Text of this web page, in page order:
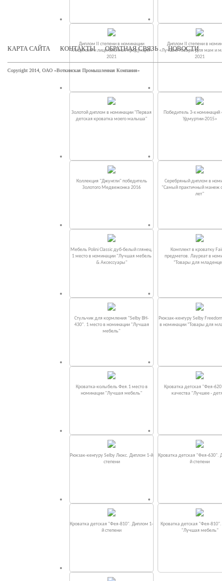
Диплом II степени в номинации
«Лицензия и лицензионная продукция»
2021
Диплом II степени в
«Лучшие товары для мам и
2021
Золотой диплом в номинации "Первая
детская кроватка моего малыша"
Победитель 3-х номинаций
Удмуртии-2015»
Коллекция "Джунгли" победитель
Золотого Медвежонка 2016
Серебряный диплом в
"Самый практичный манеж
лет"
Мебель Polini Classic дуб-белый глянец.
1 место в номинации "Лучшая мебель
& Аксессуары"
Комплект в кроватку
предметов. Лауреат в
“Товары для
Стульчик для кормления "Selby BH-
430". 1 место в номинации "Лучшая
мебель"
Рюкзак-кенгуру Selby
в номинации “Товары для
Кроватка-колыбель Фея.1 место в
номинации "Лучшая мебель"
Кроватка детская "Фея-
качества "Лучшее -
Рюкзак-кенгуру Selby Люкс. Диплом 1-й
степени
Кроватка детская "Фея-630".
й степени
Кроватка детская "Фея-810". Диплом 1-
й степени
Кроватка детская "Фея-
"Лучшая мебель"
КАРТА САЙТА КОНТАКТЫ ОБРАТНАЯ СВЯЗЬ НОВОСТИ
Copyright 2014, ОАО «Воткинская Промышленная Компания»